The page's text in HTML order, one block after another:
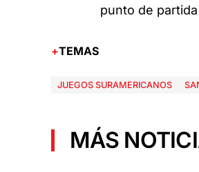
punto de
TEMAS
JUEGOS SURAMERICANOS
MÁS